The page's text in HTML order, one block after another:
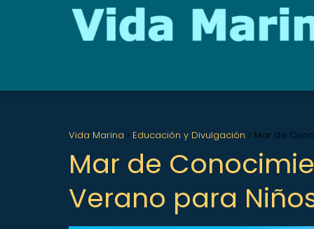
Vida Marina Educación y Divulgación Mar de
Mar de
Verano para